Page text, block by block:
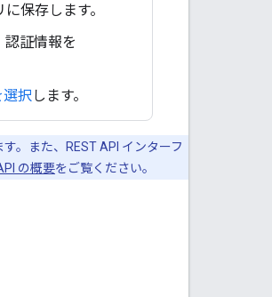
保存します。
認証情報を
選択します。
。また、REST API インターフ
の概要をご覧ください。